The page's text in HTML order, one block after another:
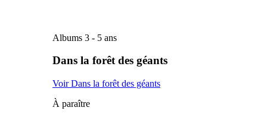
Albums 3 - 5 ans
Dans la forêt des géants
Voir Dans la forêt des géants
À paraître